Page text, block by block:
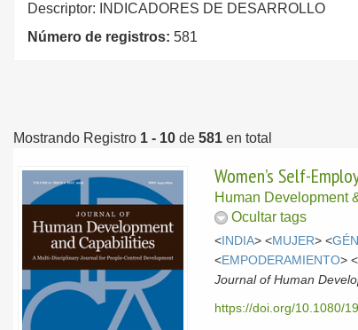
Descriptor: INDICADORES DE DESARROLLO
Número de registros: 581
Mostrando Registro 1 - 10 de 581 en total
Women’s Self-
Human Development
Ocultar tags
<INDIA> <MUJER> <
<EMPODERAMIENTO> <
Journal of Human
https://doi.org/10.1080/